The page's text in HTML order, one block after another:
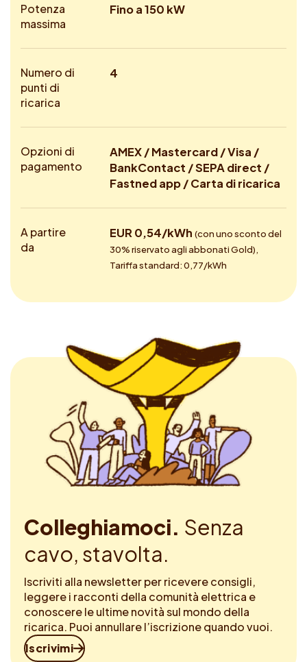
Potenza
massima
Fino a 150 kW
Numero di
punti di
ricarica
4
Opzioni di
pagamento
AMEX / Mastercard / Visa /
BankContact / SEPA direct /
Fastned app / Carta di ricarica
A partire
da
EUR 0,54/kWh (con uno sconto del
30% riservato agli abbonati Gold),
Tariffa standard: 0,77/kWh
Colleghiamoci. Senza
cavo, stavolta.
Iscriviti alla newsletter per ricevere consigli,
leggere i racconti della comunità elettrica e
conoscere le ultime novità sul mondo della
ricarica. Puoi annullare l’iscrizione quando vuoi.
Iscrivimi